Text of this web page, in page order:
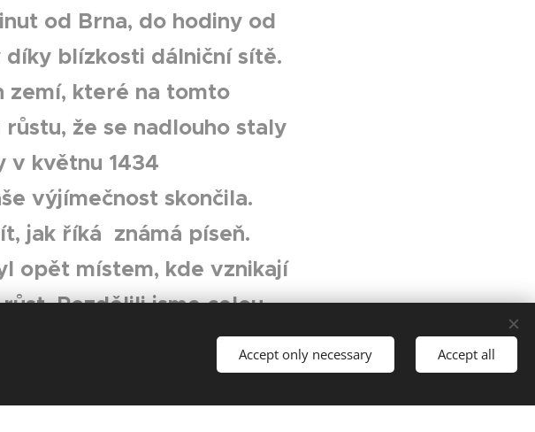
od Brna, do hodiny od
blízkosti dálniční sítě.
zemí, které na tomto
že se nadlouho staly
v květnu 1434
výjímečnost skončila.
jak říká známá píseň.
opět místem, kde vznikají
Rozdělili jsme celou
prostor, kde každý
s kapacitami od 60 po
Accept only necessary Accept all